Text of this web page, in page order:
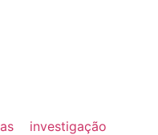
investigação